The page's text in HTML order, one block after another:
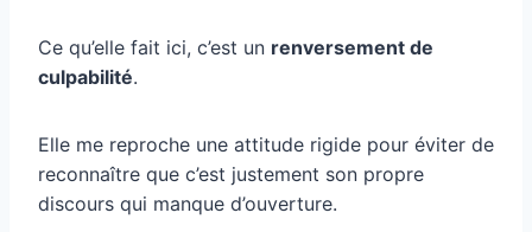
Ce qu’elle fait ici, c’est un renversement de
culpabilité.
Elle me reproche une attitude rigide pour éviter de
reconnaître que c’est justement son propre
discours qui manque d’ouverture.